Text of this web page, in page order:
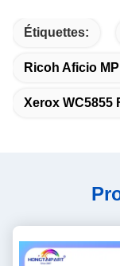
Étiquettes:
Ricoh Aficio
Xerox WC5855